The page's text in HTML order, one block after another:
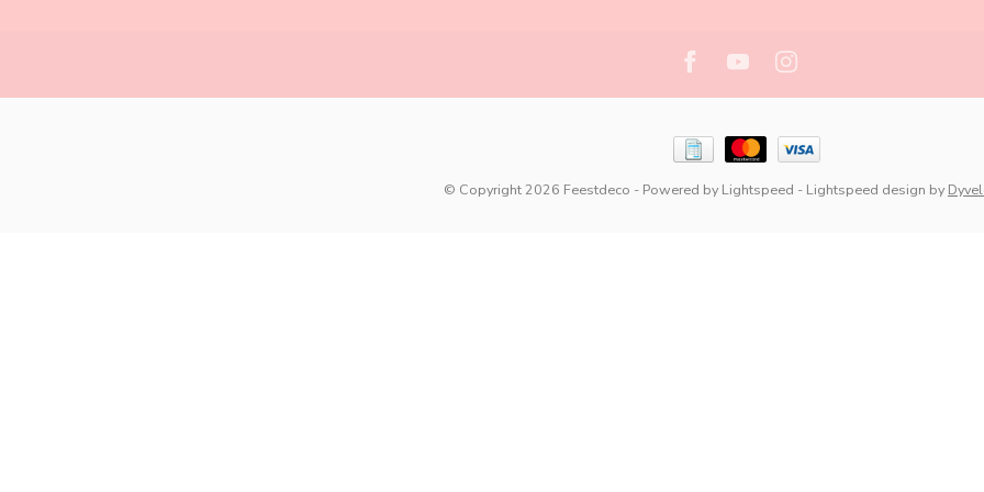
© Copyright 2026 Feestdeco - Powered by Lightspeed - Lightspeed design by